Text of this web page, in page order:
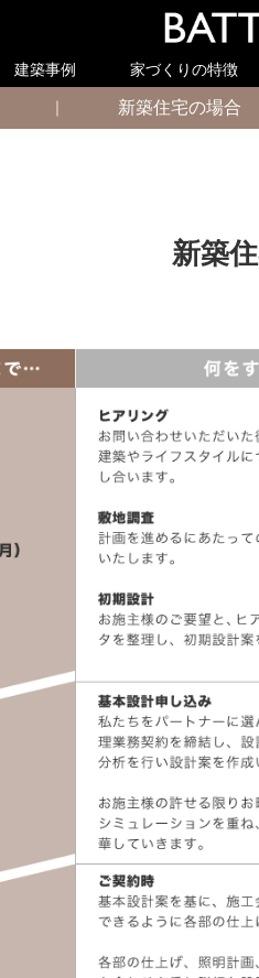
建築事例 家づくりの特徴
｜ 新築住宅の場合
新築